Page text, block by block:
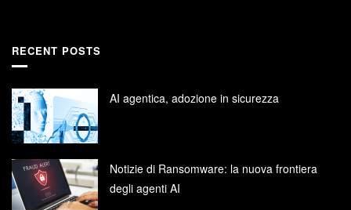
RECENT POSTS
AI agentica, adozione in sicurezza
Notizie di Ransomware: la nuova frontiera
degli agenti AI